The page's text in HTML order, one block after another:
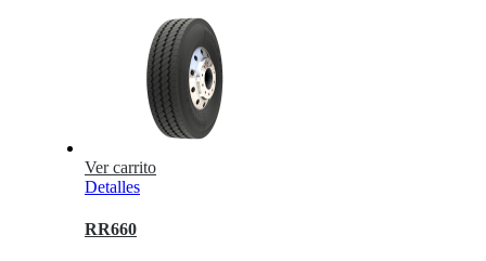
Ver carrito
Detalles
RR660